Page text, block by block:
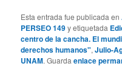
Esta entrada fue publicada en
PERSEO 149y etiquetada
centro de la cancha. El
derechos humanos",Julio-
UNAM. Guardaenlace